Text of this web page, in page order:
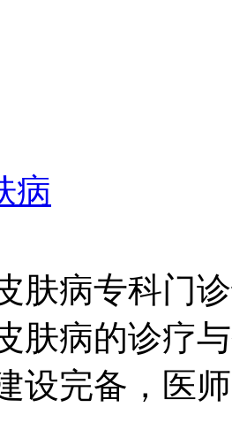
病
肤病专科门
肤病的诊疗
设完备，医